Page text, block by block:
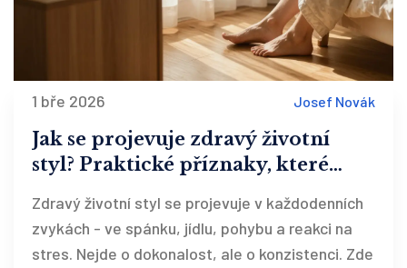
1 bře 2026 Josef Novák
Jak se projevuje zdravý životní
styl? Praktické příznaky, které
Zdravý životní styl se projevuje v každodenních
zvykách - ve spánku, jídlu, pohybu a reakci na
stres. Nejde o dokonalost, ale o konzistenci. Zde